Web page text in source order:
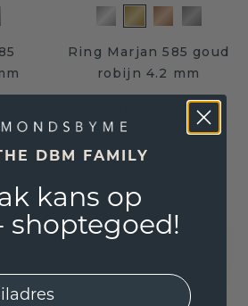
Ring Marjan 585 goud
robijn 4.2 mm
€ 1.509,-
Excl. Tax & BTW
garantie
DBM FAMILY
kans op
shoptegoed!